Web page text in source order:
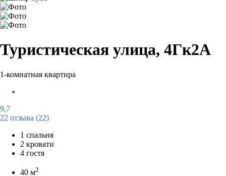
Туристическая улица, 4Гк2А
1-комнатная квартира
9,7
22 отзыва (22)
1 спальня
2 кровати
4 гостя
40 м2